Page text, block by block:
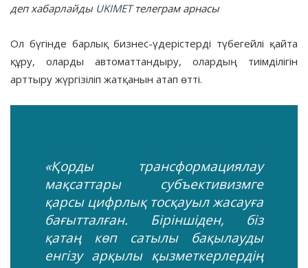
деп хабарлайды UKIMETтелеграм арнасы
Ол бүгінде барлық бизнес-үдерістерді түбегейлі қайта
құру, оларды автоматтандыру, олардың тиімділігін
арттыру жүргізіліп жатқанын атап өтті.
«Қорды трансформациялау
мақсаттары субъективизмге
қарсы цифрлық тосқауыл жасауға
бағытталған. Біріншіден, біз
қатаң көп сатылы бақылауды
енгізу арқылы қызметкерлердің